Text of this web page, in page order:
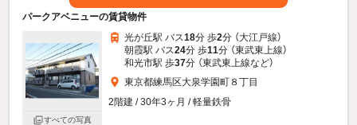
パークアベニューの賃貸物件
すべての写真
光が丘駅 バス18分 歩2分 （大江戸線）
朝霞駅 バス24分 歩11分 （東武東上線）
和光市駅 歩37分 （東武東上線など）
東京都練馬区大泉学園町８丁目
2階建 / 30年3ヶ月 / 軽量鉄骨